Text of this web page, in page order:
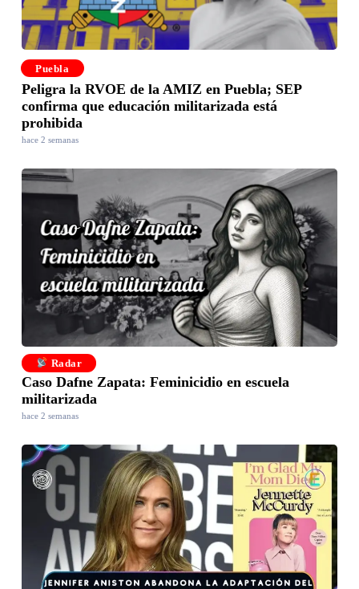
Puebla
Peligra la RVOE de la AMIZ en Puebla; SEP
confirma que educación militarizada está
prohibida
hace 2 semanas
Radar
Caso Dafne Zapata: Feminicidio en escuela
militarizada
hace 2 semanas